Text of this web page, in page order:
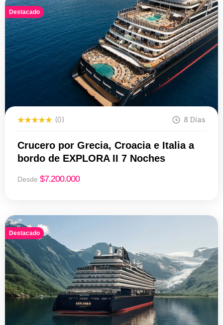
Destacado
(0) 8 Días
Crucero por Grecia, Croacia e Italia a
bordo de EXPLORA II 7 Noches
Desde $7.200.000
Destacado